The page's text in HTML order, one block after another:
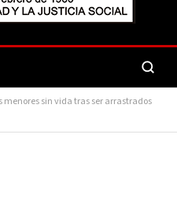
menores sin vida tras ser arrastrados